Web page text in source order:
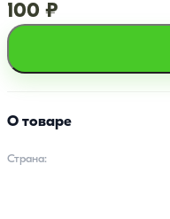
100 ₽
О товаре
Страна: